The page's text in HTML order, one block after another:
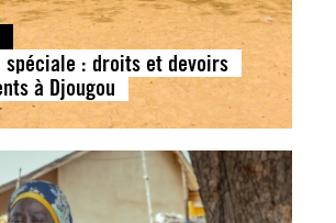
spéciale : droits et devoirs
à Djougou